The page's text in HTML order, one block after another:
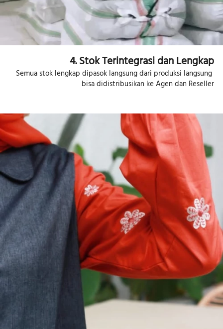
4. Stok Terintegrasi dan Lengkap
Semua stok lengkap dipasok langsung dari produksi langsung
bisa didistribusikan ke Agen dan Reseller